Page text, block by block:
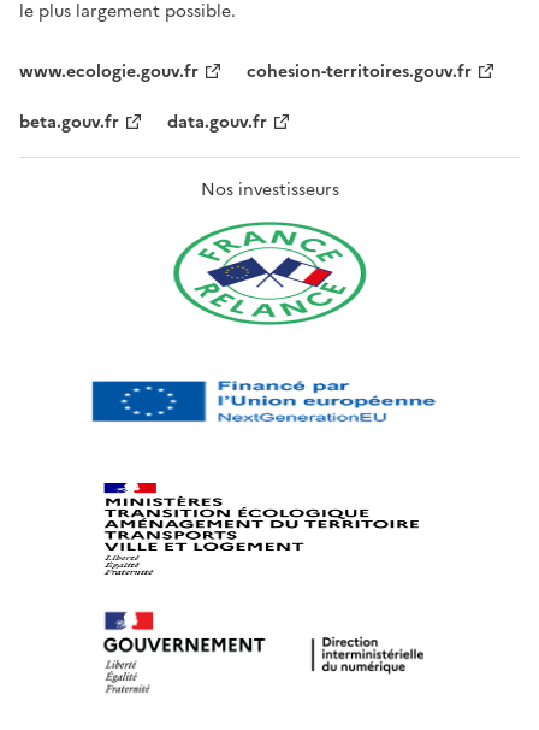
le plus largement possible.
www.ecologie.gouv.fr
cohesion-territoires.gouv.fr
beta.gouv.fr
data.gouv.fr
Nos investisseurs